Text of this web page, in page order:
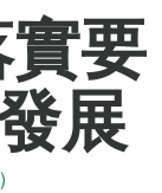
要
展